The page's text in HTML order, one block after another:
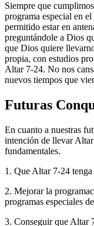
Siempre que
programa especial en
permitido estar en
preguntándole a Dios
que Dios quiere
propia, con estudios
Altar 7-24. No nos
nuevos tiempos que
Futuras
En cuanto a nuestras
intención de llevar
fundamentales.
1. Que Altar 7-24
2. Mejorar la
programas especiales
3. Conseguir que Altar